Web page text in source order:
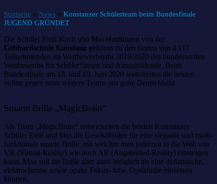
Startseite » News » Konstanzer Schülerteam beim Bundesfinale
JUGEND GRÜNDET
Die Schüler Emil Koch und Mio Hanßmann von der
Gebhardschule Konstanz gehören zu den besten von 4.117
Teilnehmenden im Wettbewerbsjahr 2019/2020 des bundesweiten
Wettbewerbs für Schüler*innen und Auszubildende. Beim
Bundesfinale am 18. und 19. Juni 2020 wettstreiten die beiden
online gegen neun weitere Teams aus ganz Deutschland.
Smarte Brille „MagicBrain“
Als Team „MagicBrain“ entwickelten die beiden Konstanzer
Schüler Emil und Mio die Geschäftsidee für eine elegante und multi-
funktionale smarte Brille, mit welcher man jederzeit in die Welt von
VR (Virtual-Reality) wie auch AR (Augmented-Reality) einsteigen
kann. Man soll die Brille aber auch lediglich als eine dynamische,
elektrochrome sowie opake Fokus- bzw. Optikbrille einsetzen
können.